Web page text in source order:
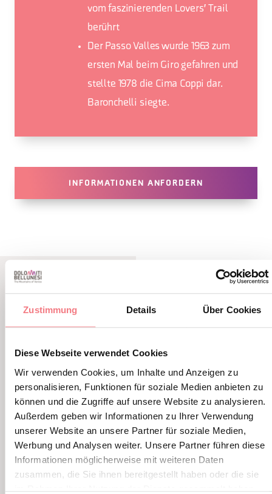
Zustimmung Details Über Cookies
Diese Webseite verwendet Cookies
Wir verwenden Cookies, um Inhalte und Anzeigen zu
personalisieren, Funktionen für soziale Medien anbieten zu
können und die Zugriffe auf unsere Website zu analysieren.
Außerdem geben wir Informationen zu Ihrer Verwendung
unserer Website an unsere Partner für soziale Medien,
Werbung und Analysen weiter. Unsere Partner führen diese
Informationen möglicherweise mit weiteren Daten
zusammen, die Sie ihnen bereitgestellt haben oder die sie
vom faszinierenden Lovers' Trail
berührt
Der Passo Valles wurde 1963 zum
ersten Mal beim Giro gefahren und
stellte 1978 die Cima Coppi dar.
Baronchelli siegte.
INFORMATIONEN ANFORDERN
VERWANDTER INHALT
SIE KÖNNEN AUCH